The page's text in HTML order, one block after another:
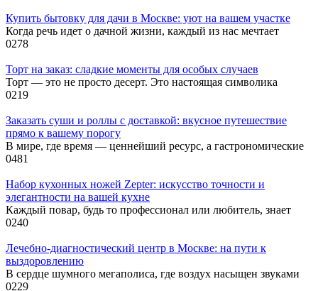
Купить бытовку для дачи в Москве: уют на вашем участке
Когда речь идет о дачной жизни, каждый из нас мечтает
0278
Торт на заказ: сладкие моменты для особых случаев
Торт — это не просто десерт. Это настоящая символика
0219
Заказать суши и роллы с доставкой: вкусное путешествие
прямо к вашему порогу
В мире, где время — ценнейший ресурс, а гастрономические
0481
Набор кухонных ножей Zepter: искусство точности и
элегантности на вашей кухне
Каждый повар, будь то профессионал или любитель, знает
0240
Лечебно-диагностический центр в Москве: на пути к
выздоровлению
В сердце шумного мегаполиса, где воздух насыщен звуками
0229